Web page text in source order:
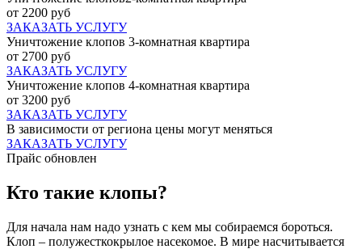
от 2200 руб
ЗАКАЗАТЬ УСЛУГУ
Уничтожение клопов 3-комнатная квартира
от 2700 руб
ЗАКАЗАТЬ УСЛУГУ
Уничтожение клопов 4-комнатная квартира
от 3200 руб
ЗАКАЗАТЬ УСЛУГУ
В зависимости от региона цены могут меняться
ЗАКАЗАТЬ УСЛУГУ
Прайс обновлен
Кто такие клопы?
Для начала нам надо узнать с кем мы собираемся бороться.
Клоп – полужесткокрылое насекомое. В мире насчитывается